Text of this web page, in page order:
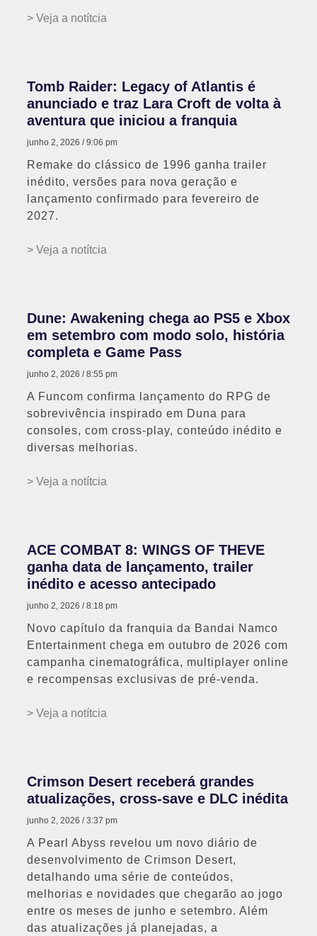
> Veja a notítcia
Tomb Raider: Legacy of Atlantis é
anunciado e traz Lara Croft de volta à
aventura que iniciou a franquia
junho 2, 2026 9:06 pm
Remake do clássico de 1996 ganha trailer
inédito, versões para nova geração e
lançamento confirmado para fevereiro de
2027.
> Veja a notítcia
Dune: Awakening chega ao PS5 e Xbox
em setembro com modo solo, história
completa e Game Pass
junho 2, 2026 8:55 pm
A Funcom confirma lançamento do RPG de
sobrevivência inspirado em Duna para
consoles, com cross-play, conteúdo inédito e
diversas melhorias.
> Veja a notítcia
ACE COMBAT 8: WINGS OF THEVE
ganha data de lançamento, trailer
inédito e acesso antecipado
junho 2, 2026 8:18 pm
Novo capítulo da franquia da Bandai Namco
Entertainment chega em outubro de 2026 com
campanha cinematográfica, multiplayer online
e recompensas exclusivas de pré-venda.
> Veja a notítcia
Crimson Desert receberá grandes
atualizações, cross-save e DLC inédita
junho 2, 2026 3:37 pm
A Pearl Abyss revelou um novo diário de
desenvolvimento de Crimson Desert,
detalhando uma série de conteúdos,
melhorias e novidades que chegarão ao jogo
entre os meses de junho e setembro. Além
das atualizações já planejadas, a